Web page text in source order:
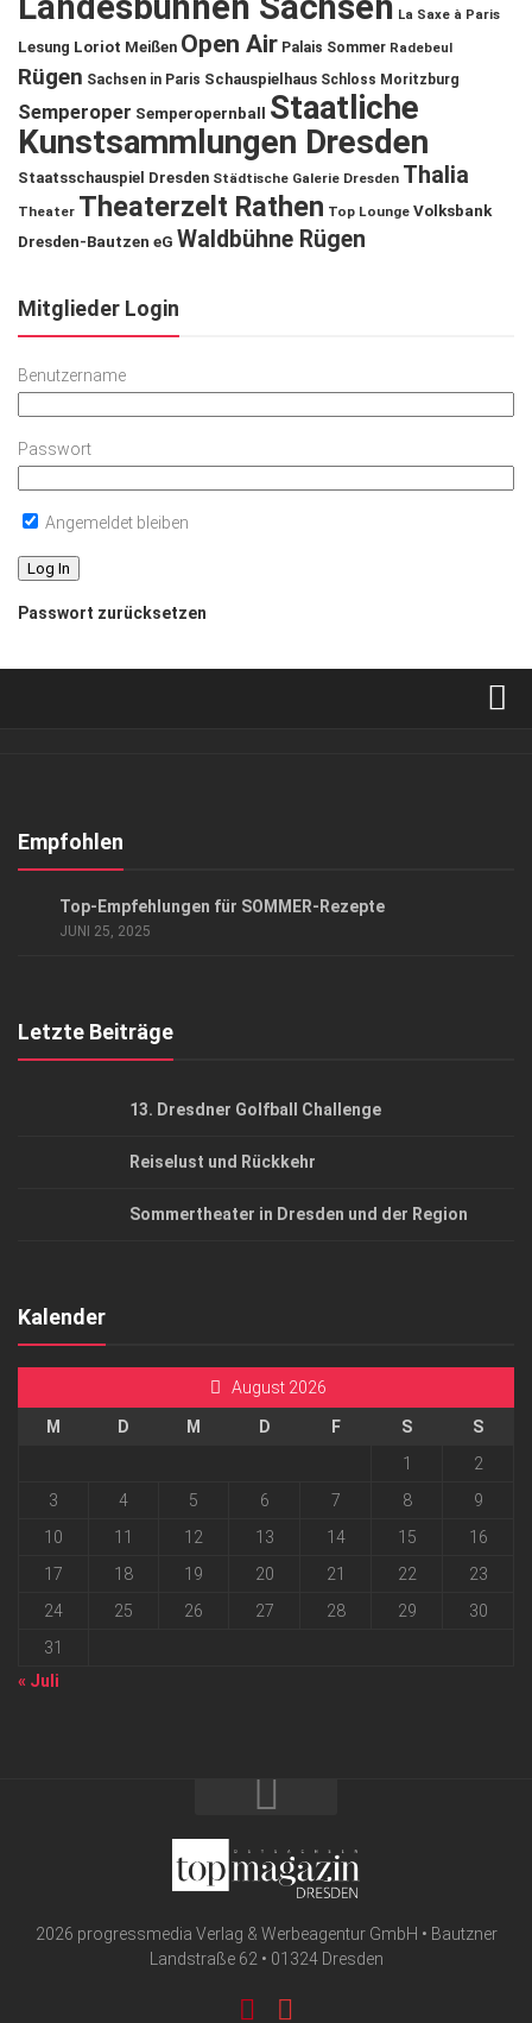
La Saxe à Paris
Lesung Loriot Meißen Open Air Palais Sommer Radebeul
Rügen Sachsen in Paris Schauspielhaus Schloss Moritzburg
Semperoper Semperopernball
Staatliche
Kunstsammlungen Dresden
Staatsschauspiel Dresden Städtische Galerie Dresden Thalia
Theater Theaterzelt Rathen Top Lounge Volksbank
Dresden-Bautzen eG Waldbühne Rügen
Mitglieder Login
Benutzername
Passwort
Angemeldet bleiben
Passwort zurücksetzen
Kontakt, Impressum
Empfohlen
Top-Empfehlungen für SOMMER-Rezepte
JUNI 25, 2025
Letzte Beiträge
13. Dresdner Golfball Challenge
Reiselust und Rückkehr
Sommertheater in Dresden und der Region
Kalender
August 2026
M D M D F S
S
1
2
3
4 5 6 7 8
9
10
11 12 13 14 15
16
17
18 19 20 21 22
23
24
25 26 27 28 29
30
31
« Juli
2026 progressmedia Verlag & Werbeagentur GmbH • Bautzner
Landstraße 62 • 01324 Dresden